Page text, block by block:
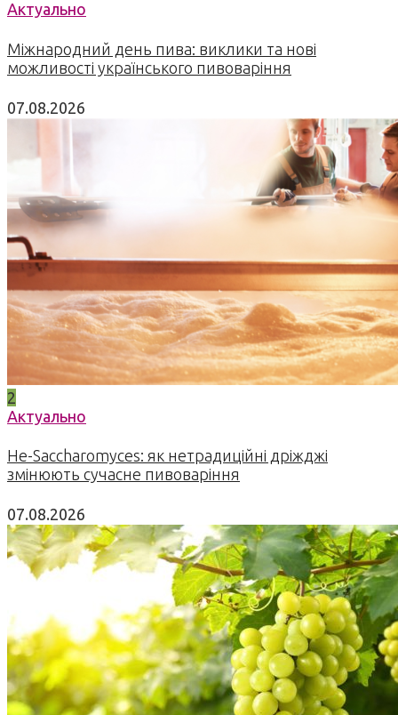
Актуально
Міжнародний день пива: виклики та нові
можливості українського пивоваріння
07.08.2026
2
Актуально
Не-Saccharomyces: як нетрадиційні дріжджі
змінюють сучасне пивоваріння
07.08.2026